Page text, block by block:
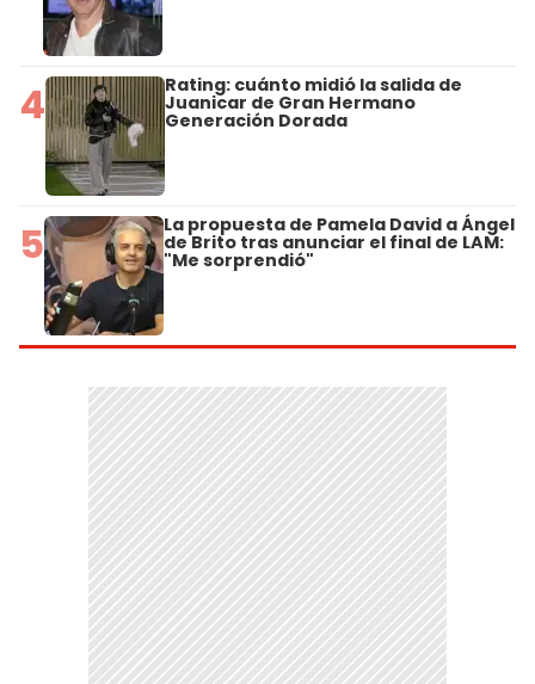
4 Rating: cuánto midió la salida de
Juanicar de Gran Hermano
Generación Dorada
5 La propuesta de Pamela David a Ángel
de Brito tras anunciar el final de LAM:
"Me sorprendió"